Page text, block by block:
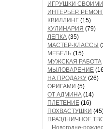
ИГРУШКИ
ИНТЕРЬЕР,
КВИЛЛИНГ (15)
КУЛИНАРИЯ (79)
ЛЕПКА (35)
МАСТЕР-КЛАССЫ
МЕБЕЛЬ (15)
МУЖСКАЯ РАБОТА
МЫЛОВАРЕНИЕ
НА ПРОДАЖУ (26)
ОРИГАМИ (5)
ОТ АДМИНА (14)
ПЛЕТЕНИЕ (16)
ПОХВАСТУШКИ
ПРАЗДНИЧНОЕ
Новогодне-